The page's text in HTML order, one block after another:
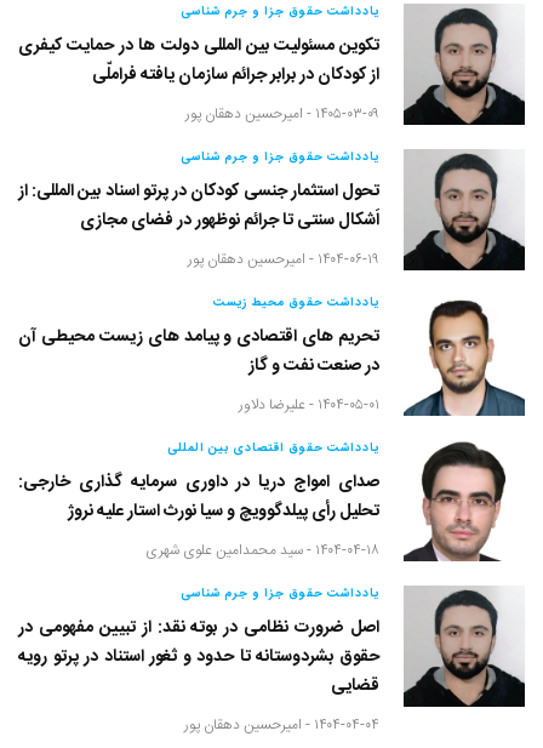
یادداشت حقوق جزا و جرم شناسی
تکوین مسئولیت بین المللی دولت ها در حمایت کیفری
از کودکان در برابر جرائم سازمان یافته فراملّی
۱۴۰۵-۰۳-۰۹ - امیرحسین دهقان پور
یادداشت حقوق جزا و جرم شناسی
تحول استثمار جنسی کودکان در پرتو اسناد بین المللی: از
اَشکال سنتی تا جرائم نوظهور در فضای مجازی
۱۴۰۴-۰۶-۱۹ - امیرحسین دهقان پور
یادداشت حقوق محیط زیست
تحریم های اقتصادی و پیامد های زیست محیطی آن
در صنعت نفت و گاز
۱۴۰۴-۰۵-۰۱ - علیرضا دلاور
یادداشت حقوق اقتصادی بین المللی
صدای امواج دریا در داوری سرمایه گذاری خارجی:
تحلیل رأی پیلدگوویچ و سیا نورث استار علیه نروژ
۱۴۰۴-۰۴-۱۸ - سید محمدامین علوی شهری
یادداشت حقوق جزا و جرم شناسی
اصل ضرورت نظامی در بوته نقد: از تبیین مفهومی در
حقوق بشردوستانه تا حدود و ثغور استناد در پرتو رویه
قضایی
۱۴۰۴-۰۴-۰۴ - امیرحسین دهقان پور